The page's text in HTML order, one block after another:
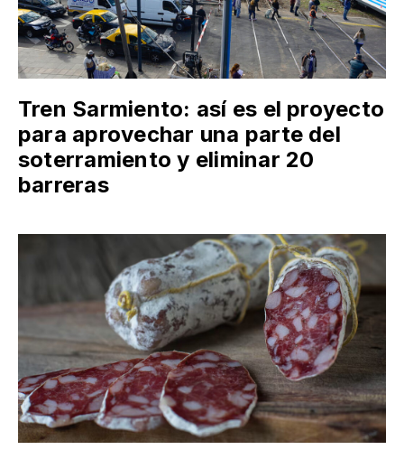
Tren Sarmiento: así es el proyecto
para aprovechar una parte del
soterramiento y eliminar 20
barreras